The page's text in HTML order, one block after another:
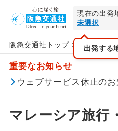
現在の出発
出発する
阪急交通社トップ > 海外旅行 >
重要なお知らせ
ウェブサービス休止の
マレーシア旅行
北海道
東北
アジア
マレーシアすべて
この月をすべて選択
年月
旅行タイプ
家族旅行
エコノミー
プレミアムエコノミー
トラピックス
クリスタルハート
催行確定
1名催行